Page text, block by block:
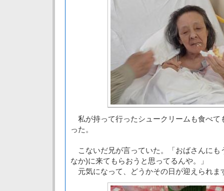
私が持って行ったシュークリームも食べて
った。
こないだ兄が言っていた。「おばさんにも
なか)に来てもらおうと思ってるんや。」
元気になって、どうかその日が迎えられま